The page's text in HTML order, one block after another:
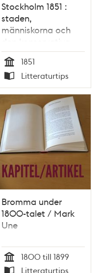
Stockholm 1851 :
staden,
människorna och
den konservativa
revolten / Thomas
von Vegesack
Tid
1851
Typ
Litteraturtips
Bromma under
1800-talet / Mark
Une
Tid
1800 till 1899
Litteraturtips